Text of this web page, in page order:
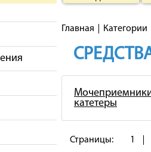
Главная Категории
катетеры
Страницы: 1